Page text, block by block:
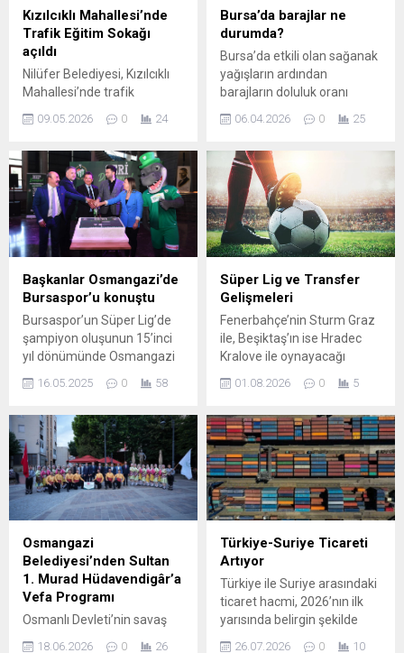
Kızılcıklı Mahallesi’nde
Trafik Eğitim Sokağı
açıldı
Nilüfer Belediyesi, Kızılcıklı
Mahallesi’nde trafik
güvenliği açısından risk
oluşturan sokağı, Bursa’nın
dönüştürdü. Açılışta
konuşan Başkan Şadi
Özdemir, “Sokağı araç
trafiğine kapattık,
çocuklarımızın güvenliğine
ve geleceğine açtık” dedi.
Nilüfer Belediyesi, Kızılcıklı
Mahallesi’nde trafik
güvenliği bilincinin artırılması
amacıyla hayata geçirilen
Trafik Eğitim Sokağı’nın
açılışı gerçekleştirildi. Açılışa
Nilüfer Belediye...
09.05.2026 0 24
Bursa’da barajlar ne
durumda?
Bursa’da etkili olan sağanak
yağışların ardından
barajların doluluk oranı
yüzde 95,61’e yükseldi. Son
15 günde doluluk oranında
Bursa’da son günlerde etkili
olan sağanak yağışlar baraj
doluluk oranlarına olumlu
yansıdı. Yapılan son
ölçümlere göre Bursa’daki
barajların ortalama doluluk
oranı yüzde 95,61
seviyesine yükseldi. SON 15
GÜNDE BÜYÜK ARTIŞ
Açıklanan...
06.04.2026 0 25
Başkanlar Osmangazi’de
Bursaspor’u konuştu
Bursaspor’un Süper Lig’de
şampiyon oluşunun 15’inci
yıl dönümünde Osmangazi
Kulübü tarafından
Davet” etkinliği düzenlendi.
Osmangazi Belediye
Başkanı Erkan Aydın,
“Çocukları maçlara
götürmeyi önümüzdeki
sezon da devam ettirmek
istiyoruz. Yeni doğan
çocuklara da Bursaspor
forması hediye ediyoruz”
dedi. Osmangazi Belediyesi
ve Bursaspor Kulübü,
Bursaspor’un Süper...
16.05.2025 0 58
Süper Lig ve Transfer
Gelişmeleri
Fenerbahçe’nin Sturm Graz
ile, Beşiktaş’ın ise Hradec
Kralove ile oynayacağı
kulüpler açısından değil ülke
büyük önem taşıyor. Bu
maçların sonuçları, Türk
futbolunun Avrupa
sıralamasındaki yerini
doğrudan etkileyebilir.
Türkiye Futbol Federasyonu,
Süper Lig’de çipli top
teknolojisine geçme kararı
aldı. Sistem yüksek maliyetli
olduğundan, uygulama için...
01.08.2026 0 5
Osmangazi
Belediyesi’nden Sultan
1. Murad Hüdavendigâr’a
Vefa Programı
Osmanlı Devleti’nin savaş
meydanında şehit olan tek
18.06.2026 0 26
Türkiye-Suriye Ticareti
Artıyor
Türkiye ile Suriye arasındaki
ticaret hacmi, 2026’nın ilk
yarısında belirgin şekilde
genişledi. TİM verilerine
26.07.2026 0 10